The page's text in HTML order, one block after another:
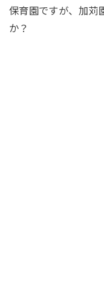
保育園ですが、加苅
か？